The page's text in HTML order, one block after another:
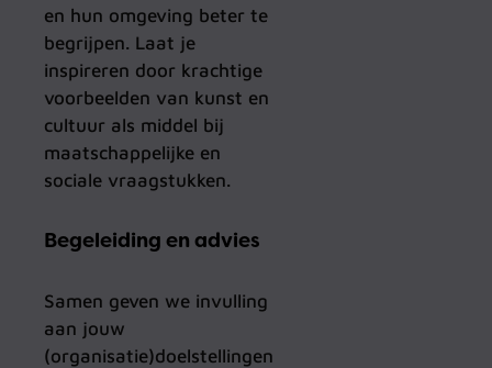
en hun omgeving beter te
begrijpen. Laat je
inspireren door krachtige
voorbeelden van kunst en
cultuur als middel bij
maatschappelijke en
sociale vraagstukken.
Begeleiding en advies
Samen geven we invulling
aan jouw
(organisatie)doelstellingen